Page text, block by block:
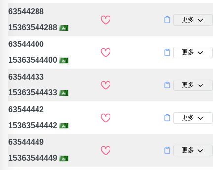
63544288
15363544288
更多
63544400
15363544400
更多
63544433
15363544433
更多
63544442
15363544442
更多
63544449
15363544449
更多